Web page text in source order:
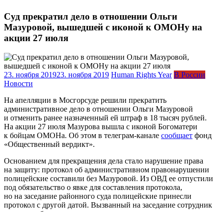
Суд прекратил дело в отношении Ольги
Мазуровой, вышедшей с иконой к ОМОНу на
акции 27 июля
23. ноября 201923. ноября 2019 Human Rights Year В России
Новости
На апелляции в Мосгорсуде решили прекратить
административное дело в отношении Ольги Мазуровой
и отменить ранее назначенный ей штраф в 18 тысяч рублей.
На акции 27 июля Мазурова вышла с иконой Богоматери
к бойцам ОМОНа. Об этом в телеграм-канале сообщает фонд
«Общественный вердикт».
Основанием для прекращения дела стало нарушение права
на защиту: протокол об административном правонарушении
полицейские составили без Мазуровой. Из ОВД ее отпустили
под обязательство о явке для составления протокола,
но на заседание районного суда полицейские принесли
протокол с другой датой. Вызванный на заседание сотрудник